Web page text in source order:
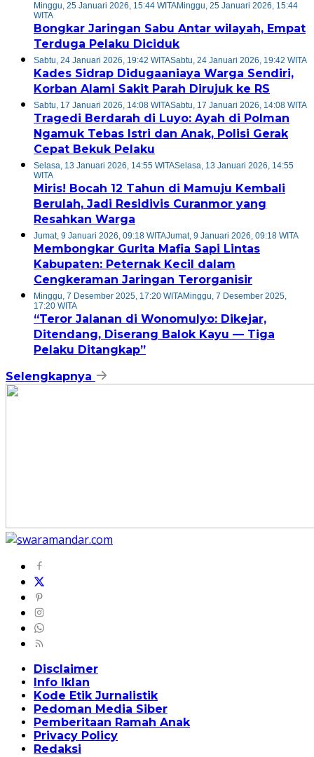
Minggu, 25 Januari 2026, 15:44 WITAMinggu, 25 Januari 2026, 15:44
WITA
Bongkar Jaringan Sabu Antar wilayah, Empat
Terduga Pelaku Diciduk
Sabtu, 24 Januari 2026, 19:42 WITASabtu, 24 Januari 2026, 19:42 WITA
Kades Sidrap Didugaaniaya Warga Sendiri,
Korban Alami Sakit Parah Dirujuk ke RS
Sabtu, 17 Januari 2026, 14:08 WITASabtu, 17 Januari 2026, 14:08 WITA
Tragedi Berdarah di Luyo: Ayah di Polman
Ngamuk Tebas Istri dan Anak, Polisi Gerak
Cepat Bekuk Pelaku
Selasa, 13 Januari 2026, 14:55 WITASelasa, 13 Januari 2026, 14:55
WITA
Miris! Bocah 12 Tahun di Mamuju Kembali
Berulah, Jadi Residivis Curanmor yang
Resahkan Warga
Jumat, 9 Januari 2026, 09:18 WITAJumat, 9 Januari 2026, 09:18 WITA
Membongkar Gurita Mafia Sapi Lintas
Kabupaten: Peternak Kecil dalam
Cengkeraman Jaringan Terorganisir
Minggu, 7 Desember 2025, 17:20 WITAMinggu, 7 Desember 2025,
17:20 WITA
“Teror Jalanan di Wonomulyo: Dikejar,
Ditendang, Diserang Balok Kayu — Tiga
Pelaku Ditangkap”
Selengkapnya
Disclaimer
Info Iklan
Kode Etik Jurnalistik
Pedoman Media Siber
Pemberitaan Ramah Anak
Privacy Policy
Redaksi